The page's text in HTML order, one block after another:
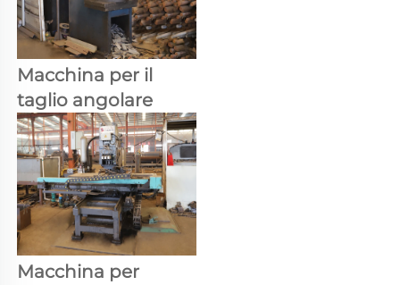
Macchina per il
taglio angolare
Macchina per